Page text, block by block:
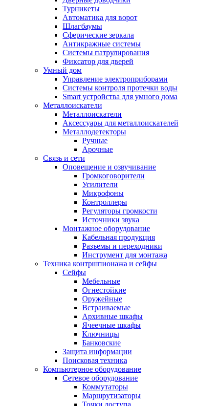
Турникеты
Автоматика для ворот
Шлагбаумы
Сферические зеркала
Антикражные системы
Системы патрулирования
Фиксатор для дверей
Умный дом
Управление электроприборами
Системы контроля протечки воды
Smart устройства для умного дома
Металлоискатели
Металлоискатели
Аксессуары для металлоискателей
Металлодетекторы
Ручные
Арочные
Связь и сети
Оповещение и озвучивание
Громкоговорители
Усилители
Микрофоны
Контроллеры
Регуляторы громкости
Источники звука
Монтажное оборудование
Кабельная продукция
Разъемы и переходники
Инструмент для монтажа
Техника контршпионажа и сейфы
Сейфы
Мебельные
Огнестойкие
Оружейные
Встраиваемые
Архивные шкафы
Ячеечные шкафы
Ключницы
Банковские
Защита информации
Поисковая техника
Компьютерное оборудование
Сетевое оборудование
Коммутаторы
Маршрутизаторы
Точки доступа